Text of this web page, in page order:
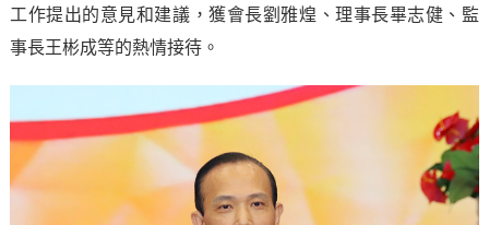
工作提出的意見和建議，獲會長劉雅煌、理事長畢志健、監
事長王彬成等的熱情接待。